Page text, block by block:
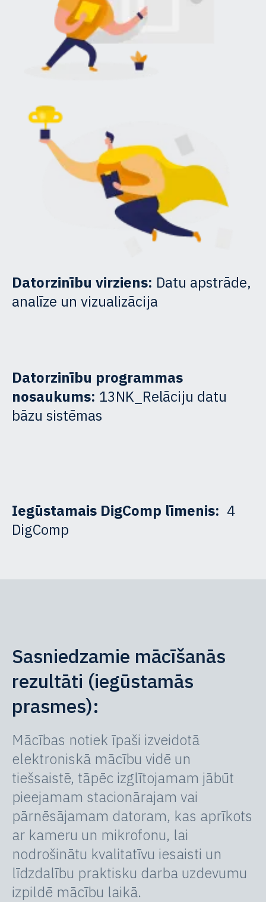
Datorzinību virziens: Datu apstrāde,
analīze un vizualizācija
Datorzinību programmas
nosaukums: 13NK_Relāciju datu
bāzu sistēmas
Iegūstamais DigComp līmenis: 4
DigComp
Sasniedzamie mācīšanās
rezultāti (iegūstamās
prasmes):
Mācības notiek īpaši izveidotā
elektroniskā mācību vidē un
tiešsaistē, tāpēc izglītojamam jābūt
pieejamam stacionārajam vai
pārnēsājamam datoram, kas aprīkots
ar kameru un mikrofonu, lai
nodrošinātu kvalitatīvu iesaisti un
līdzdalību praktisku darba uzdevumu
izpildē mācību laikā.